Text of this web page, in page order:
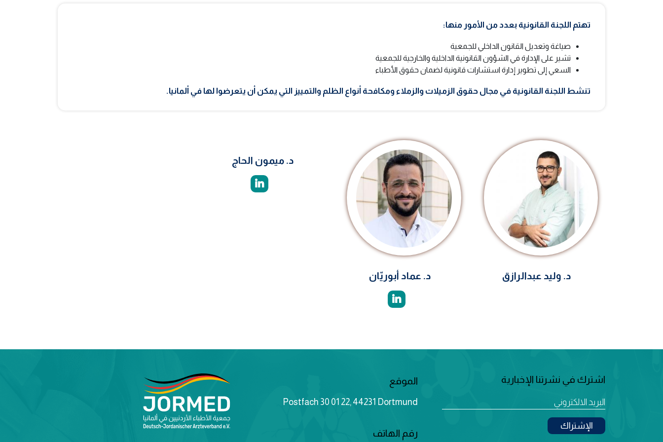
تهتم اللجنة القانونية بعدد من الأمور منها:
صياغة وتعديل القانون الداخلي للجمعية
تشير على الإدارة في الشؤون القانونية الداخلية والخارجية للجمعية
السعي إلى تطوير إدارة استشارات قانونية لضمان حقوق الأطباء
تنشط اللجنة القانونية في مجال حقوق الزميلات والزملاء ومكافحة أنواع الظلم والتمييز التي يمكن أن يتعرضوا لها في ألمانيا.
د. وليد عبدالرازق د. عماد أبوريّان
د. ميمون الحاج
اشترك في نشرتنا الإخبارية
الإشتراك
الموقع
Postfach 30 01 22, 44231 Dortmund
رقم الهاتف